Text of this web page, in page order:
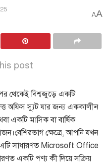
AA
post
থেকেই বিশ্বজুড়ে একটি
অফিস স্যুট যার জন্য এককালীন
মাসিক বা বার্ষিক
বেশিরভাগ ক্ষেত্রে, আপনি যখন
সাধারণত Microsoft Office
একটি পণ্য কী দিয়ে সক্রিয়